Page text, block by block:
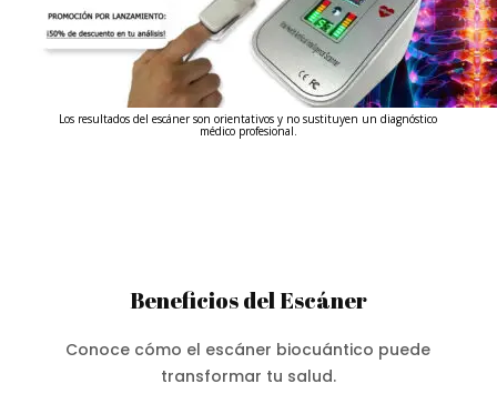
Los resultados del escáner son orientativos y no sustituyen un diagnóstico
médico profesional.
Beneficios del Escáner
Conoce cómo el escáner biocuántico puede
transformar tu salud.